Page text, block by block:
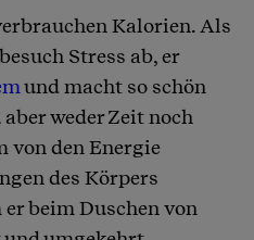
Kalorien. Als
Stress ab, er
und macht so schön
weder Zeit noch
von den Energie
des Körpers
beim Duschen von